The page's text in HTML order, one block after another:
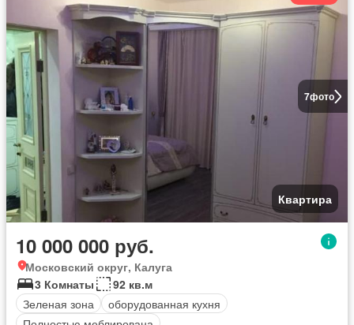
7фото
Квартира
10 000 000 руб.
Московский округ, Калуга
3 Комнаты
92 кв.м
Зеленая зона
оборудованная кухня